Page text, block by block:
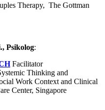
Therapy, The Gottman
Psikolog:
Facilitator
Thinking and
Work Context and Clinical
Center, Singapore